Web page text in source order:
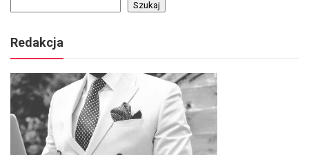
Szukaj
Redakcja